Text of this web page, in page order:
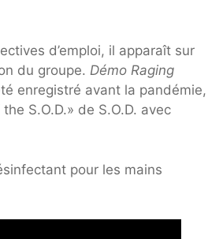
d’emploi, il apparaît sur
du groupe. Démo Raging
enregistré avant la pandémie,
S.O.D.» de S.O.D. avec
pour les mains